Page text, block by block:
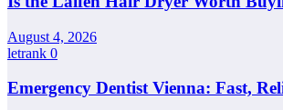
August 4, 2026
letrank 0
Emergency Dentist Vienna: Fast,